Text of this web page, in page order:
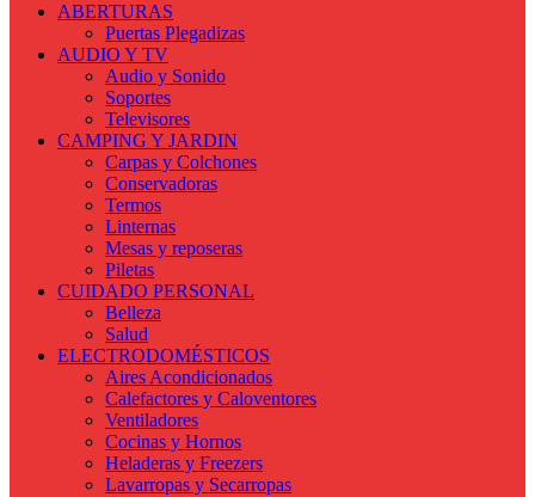
ABERTURAS
Puertas Plegadizas
AUDIO Y TV
Audio y Sonido
Soportes
Televisores
CAMPING Y JARDIN
Carpas y Colchones
Conservadoras
Termos
Linternas
Mesas y reposeras
Piletas
CUIDADO PERSONAL
Belleza
Salud
ELECTRODOMÉSTICOS
Aires Acondicionados
Calefactores y Caloventores
Ventiladores
Cocinas y Hornos
Heladeras y Freezers
Lavarropas y Secarropas